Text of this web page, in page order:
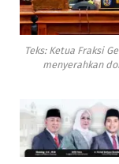
Teks: Ketua Fraksi
menyerahkan